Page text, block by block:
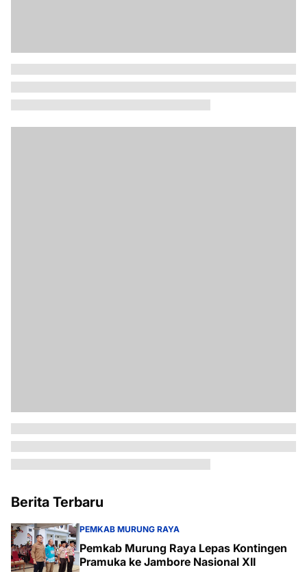
Berita Terbaru
PEMKAB MURUNG RAYA
Pemkab Murung Raya Lepas Kontingen
Pramuka ke Jambore Nasional XII